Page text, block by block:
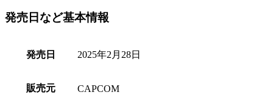
発売日など基本情報
発売日 2025年2月28日
販売元 CAPCOM